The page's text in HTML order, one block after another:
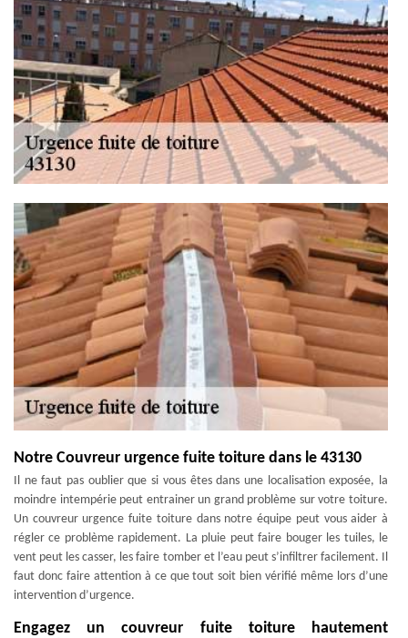
Notre Couvreur urgence fuite toiture dans le 43130
Il ne faut pas oublier que si vous êtes dans une localisation exposée, la
moindre intempérie peut entrainer un grand problème sur votre toiture.
Un couvreur urgence fuite toiture dans notre équipe peut vous aider à
régler ce problème rapidement. La pluie peut faire bouger les tuiles, le
vent peut les casser, les faire tomber et l’eau peut s’infiltrer facilement. Il
faut donc faire attention à ce que tout soit bien vérifié même lors d’une
intervention d’urgence.
Engagez un couvreur fuite toiture hautement